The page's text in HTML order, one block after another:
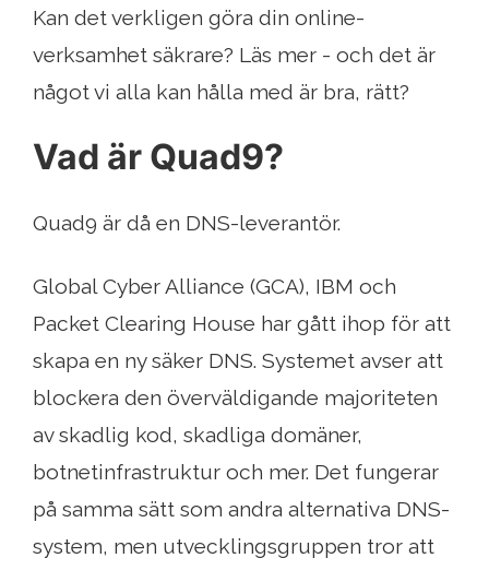
Kan det verkligen göra din online-
verksamhet säkrare? Läs mer - och det är
något vi alla kan hålla med är bra, rätt?
Vad är Quad9?
Quad9 är då en DNS-leverantör.
Global Cyber ​​Alliance (GCA), IBM och
Packet Clearing House har gått ihop för att
skapa en ny säker DNS. Systemet avser att
blockera den överväldigande majoriteten
av skadlig kod, skadliga domäner,
botnetinfrastruktur och mer. Det fungerar
på samma sätt som andra alternativa DNS-
system, men utvecklingsgruppen tror att